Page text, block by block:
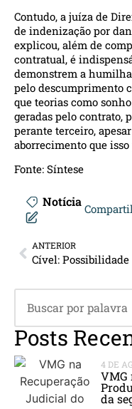
Contudo, a juíza de
de indenização por
explicou, além de
contratual, é
demonstrem a
pelo descumprimento
que teorias como
geradas pelo contrato,
perante terceiro,
aborrecimento que isso
Fonte: Síntese
Notícia
ANTERIOR
Posts
4 DE
VMG
da